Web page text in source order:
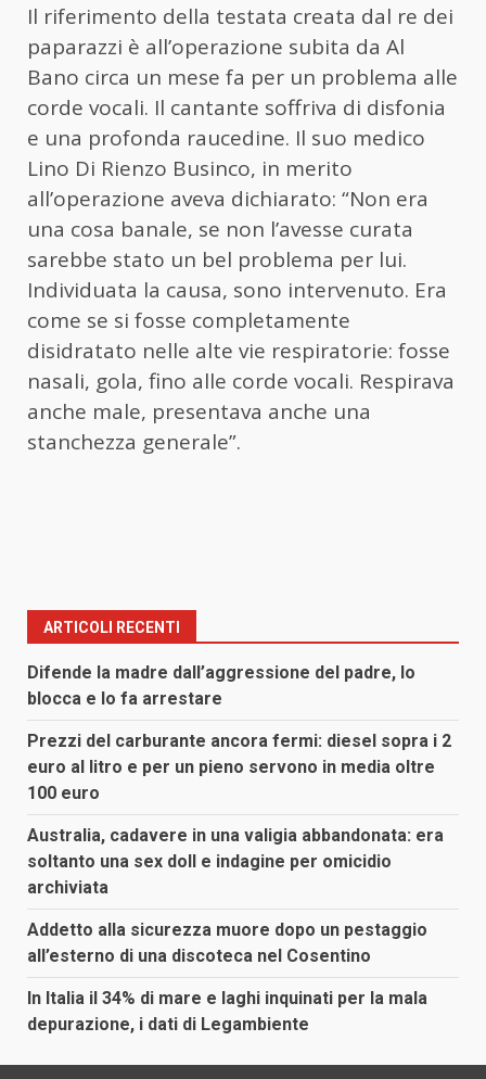
Il riferimento della testata creata dal re dei
paparazzi è all’operazione subita da Al
Bano circa un mese fa per un problema alle
corde vocali. Il cantante soffriva di disfonia
e una profonda raucedine. Il suo medico
Lino Di Rienzo Businco, in merito
all’operazione aveva dichiarato: “Non era
una cosa banale, se non l’avesse curata
sarebbe stato un bel problema per lui.
Individuata la causa, sono intervenuto. Era
come se si fosse completamente
disidratato nelle alte vie respiratorie: fosse
nasali, gola, fino alle corde vocali. Respirava
anche male, presentava anche una
stanchezza generale”.
ARTICOLI RECENTI
Difende la madre dall’aggressione del padre, lo
blocca e lo fa arrestare
Prezzi del carburante ancora fermi: diesel sopra i 2
euro al litro e per un pieno servono in media oltre
100 euro
Australia, cadavere in una valigia abbandonata: era
soltanto una sex doll e indagine per omicidio
archiviata
Addetto alla sicurezza muore dopo un pestaggio
all’esterno di una discoteca nel Cosentino
In Italia il 34% di mare e laghi inquinati per la mala
depurazione, i dati di Legambiente